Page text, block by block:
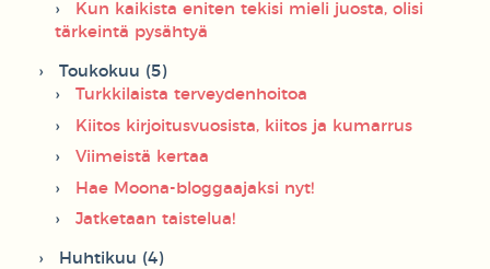
Kun kaikista eniten tekisi mieli juosta, olisi
tärkeintä pysähtyä
Toukokuu (5)
Turkkilaista terveydenhoitoa
Kiitos kirjoitusvuosista, kiitos ja kumarrus
Viimeistä kertaa
Hae Moona-bloggaajaksi nyt!
Jatketaan taistelua!
Huhtikuu (4)